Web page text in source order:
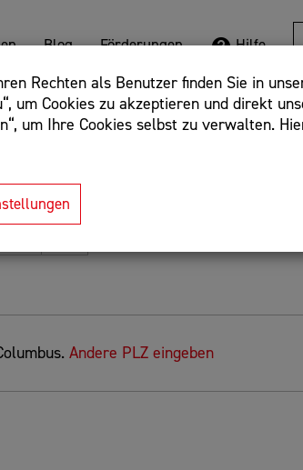
Rechten als Benutzer finden Sie in
um Cookies zu akzeptieren und direkt
um Ihre Cookies selbst zu verwalten.
Blog Förderungen Hilfe
-webshop,
Detailsuche
Andere PLZ eingeben